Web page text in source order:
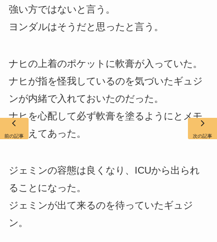
強い方ではないと言う。
ヨンダルはそうだと思ったと言う。
ナヒの上着のポケットに軟膏が入っていた。
ナヒが指を怪我しているのを気づいたギュジ
ンが内緒で入れておいたのだった。
ナヒを心配して必ず軟膏を塗るようにとメモ
が添えてあった。
ジェミンの容態は良くなり、ICUから出られ
ることになった。
ジェミンが出て来るのを待っていたギュジ
ン。
前の記事 次の記事